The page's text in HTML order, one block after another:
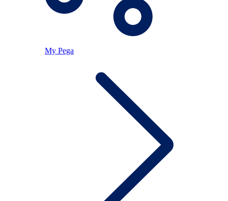
My Pega